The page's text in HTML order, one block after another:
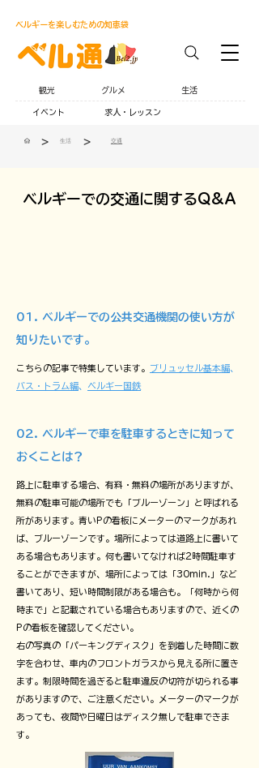
観光 グルメ 生活
求人・レッスン
ベルギーを楽しむための知恵袋
イベント
> 生活 > 交通
ベルギーでの交通に関するQ&A
01. ベルギーでの公共交通機関の使い方が
知りたいです。
こちらの記事で特集しています。 ブリュッセル基本編
バス・トラム編
ベルギー国鉄
02. ベルギーで車を駐車するときに知って
おくことは？
路上に駐車する場合、有料・無料の場所がありますが、
無料の駐車可能の場所でも「ブルーゾーン」と呼ばれる
所があります。青いPの看板にメーターのマークがあれ
ば、ブルーゾーンです。場所によっては道路上に書いて
ある場合もあります。何も書いてなければ2時間駐車す
ることができますが、場所によっては「30min.」など
書いてあり、短い時間制限がある場合も。「何時から何
時まで」と記載されている場合もありますので、近くの
Pの看板を確認してください。
右の写真の「パーキングディスク」を到着した時間に数
字を合わせ、車内のフロントガラスから見える所に置き
ます。制限時間を過ぎると駐車違反の切符が切られる事
がありますので、ご注意ください。メーターのマークが
あっても、夜間や日曜日はディスク無しで駐車できま
す。